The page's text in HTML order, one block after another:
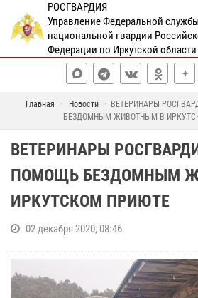
РОСГВАРДИЯ
Управление Федеральной
национальной гвардии
Федерации по Иркутской области
Главная Новости
ВЕТЕРИНАРЫ
БЕЗДОМНЫМ ЖИВОТНЫМ В
ВЕТЕРИНАРЫ
ПОМОЩЬ БЕЗДОМНЫМ
ИРКУТСКОМ ПРИЮТЕ
02 декабря 2020, 08:46